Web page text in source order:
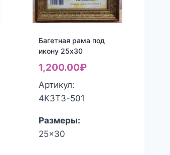
Багетная рама под
икону 25х30
1,200.00₽
Артикул:
4КЗТЗ-501
Размеры:
25x30